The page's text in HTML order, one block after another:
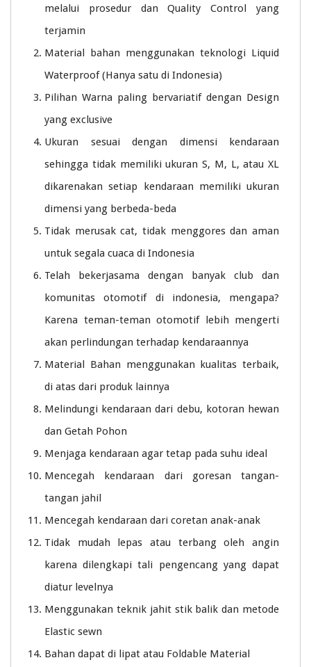
melalui prosedur dan Quality Control yang
terjamin
Material bahan menggunakan teknologi Liquid
Waterproof (Hanya satu di Indonesia)
Pilihan Warna paling bervariatif dengan Design
yang exclusive
Ukuran sesuai dengan dimensi kendaraan
sehingga tidak memiliki ukuran S, M, L, atau XL
dikarenakan setiap kendaraan memiliki ukuran
dimensi yang berbeda-beda
Tidak merusak cat, tidak menggores dan aman
untuk segala cuaca di Indonesia
Telah bekerjasama dengan banyak club dan
komunitas otomotif di indonesia, mengapa?
Karena teman-teman otomotif lebih mengerti
akan perlindungan terhadap kendaraannya
Material Bahan menggunakan kualitas terbaik,
di atas dari produk lainnya
Melindungi kendaraan dari debu, kotoran hewan
dan Getah Pohon
Menjaga kendaraan agar tetap pada suhu ideal
Mencegah kendaraan dari goresan tangan-
tangan jahil
Mencegah kendaraan dari coretan anak-anak
Tidak mudah lepas atau terbang oleh angin
karena dilengkapi tali pengencang yang dapat
diatur levelnya
Menggunakan teknik jahit stik balik dan metode
Elastic sewn
Bahan dapat di lipat atau Foldable Material